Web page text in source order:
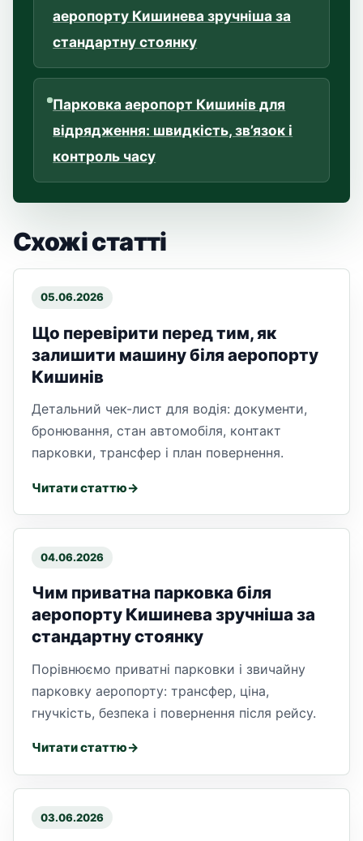
аеропорту Кишинева зручніша за
стандартну стоянку
Парковка аеропорт Кишинів для
відрядження: швидкість, зв’язок і
контроль часу
Схожі статті
05.06.2026
Що перевірити перед тим, як
залишити машину біля аеропорту
Кишинів
Детальний чек-лист для водія: документи,
бронювання, стан автомобіля, контакт
парковки, трансфер і план повернення.
Читати статтю
04.06.2026
Чим приватна парковка біля
аеропорту Кишинева зручніша за
стандартну стоянку
Порівнюємо приватні парковки і звичайну
парковку аеропорту: трансфер, ціна,
гнучкість, безпека і повернення після рейсу.
Читати статтю
03.06.2026